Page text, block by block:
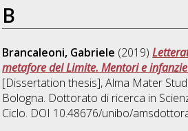
B
Brancaleoni, Gabriele (2019)
metafore del Limite. Mentori e
[Dissertation thesis], Alma Mater
Bologna. Dottorato di ricerca in
Ciclo. DOI 10.48676/unibo/